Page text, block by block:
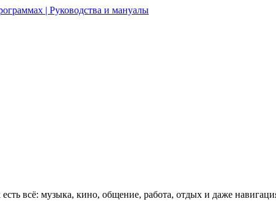
| Руководства и мануалы
всё: музыка, кино, общение, работа, отдых и даже